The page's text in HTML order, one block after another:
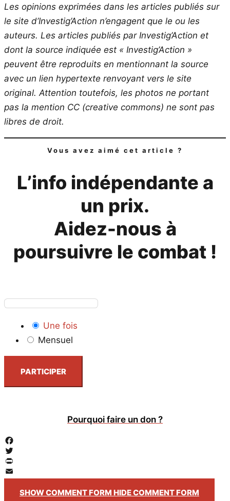
Les opinions exprimées dans les articles publiés sur
le site d’Investig’Action n’engagent que le ou les
auteurs. Les articles publiés par Investig’Action et
dont la source indiquée est « Investig’Action »
peuvent être reproduits en mentionnant la source
avec un lien hypertexte renvoyant vers le site
original. Attention toutefois, les photos ne portant
pas la mention CC (creative commons) ne sont pas
libres de droit.
Vous avez aimé cet article ?
L’info indépendante a
un prix.
Aidez-nous à
poursuivre le combat !
Une fois
Mensuel
PARTICIPER
Pourquoi faire un don ?
Facebook
Twitter
PrintFriendly
Email
SHOW COMMENT FORM HIDE COMMENT FORM